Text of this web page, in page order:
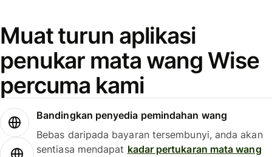
Muat turun aplikasi
penukar mata wang Wise
percuma kami
Bandingkan penyedia pemindahan wang
Bebas daripada bayaran tersembunyi, anda akan
sentiasa mendapat kadar pertukaran mata wang